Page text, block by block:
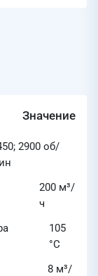
Значение
2900 об/
200 м³/
ч
105
°C
8 м³/